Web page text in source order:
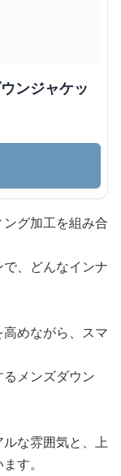
ンジャケッ
グ加工を組み合
、どんなインナ
めながら、スマ
メンズダウン
な雰囲気と、上
す。